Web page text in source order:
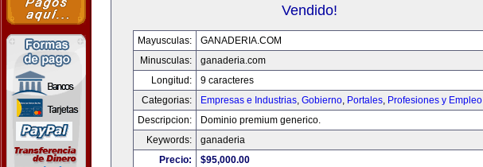
Vendido!
Mayusculas:
GANADERIA.COM
Minusculas:
ganaderia.com
Longitud:
9 caracteres
Categorias:
Empresas e Industrias, Gobierno, Portales, Profesiones y Empleo
Descripcion:
Dominio premium generico.
Keywords:
ganaderia
Precio:
$95,000.00